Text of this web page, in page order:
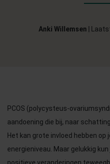
Anki Willemsen |
PCOS (polycysteus-
aandoening die bij, naar
Het kan grote invloed hebben op
energieniveau. Maar gelukkig